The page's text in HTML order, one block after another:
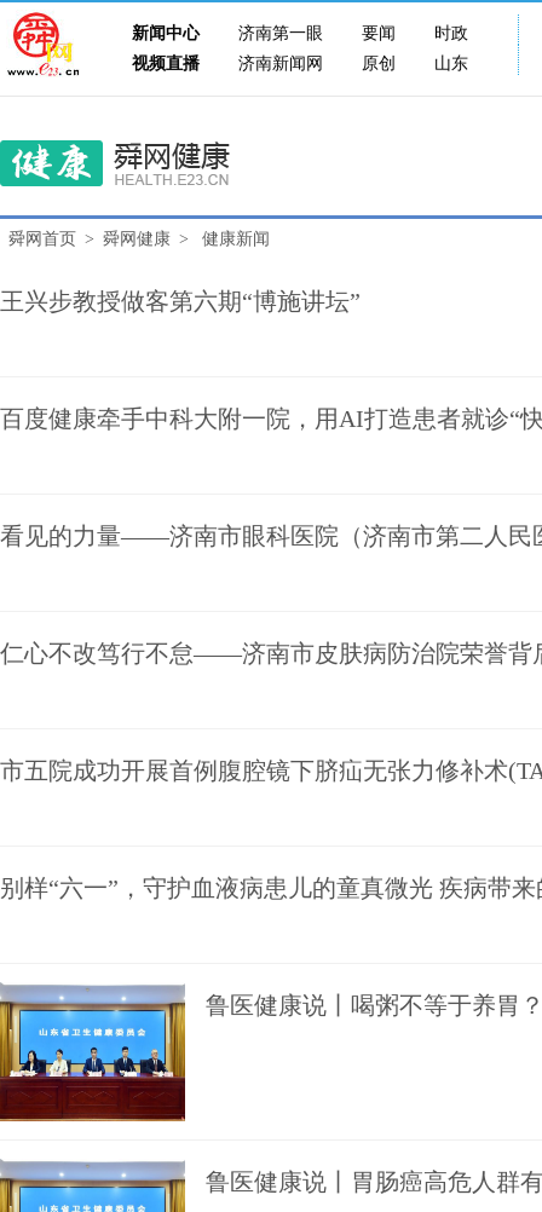
新闻中心 济南第一眼 要闻
时政
视频直播
济南新闻网 原创 山东
舜网首页 > 舜网健康 > 健康新闻
王兴步教授做客第六期“博施讲坛”
百度健康牵手中科大附一院，用AI打造患者就诊“
看见的力量——济南市眼科医院（济南市第二人民
仁心不改笃行不怠——济南市皮肤病防治院荣誉背
市五院成功开展首例腹腔镜下脐疝无张力修补术
别样“六一”，守护血液病患儿的童真微光 疾病带
鲁医健康说丨喝粥不等于养胃
鲁医健康说丨胃肠癌高危人群